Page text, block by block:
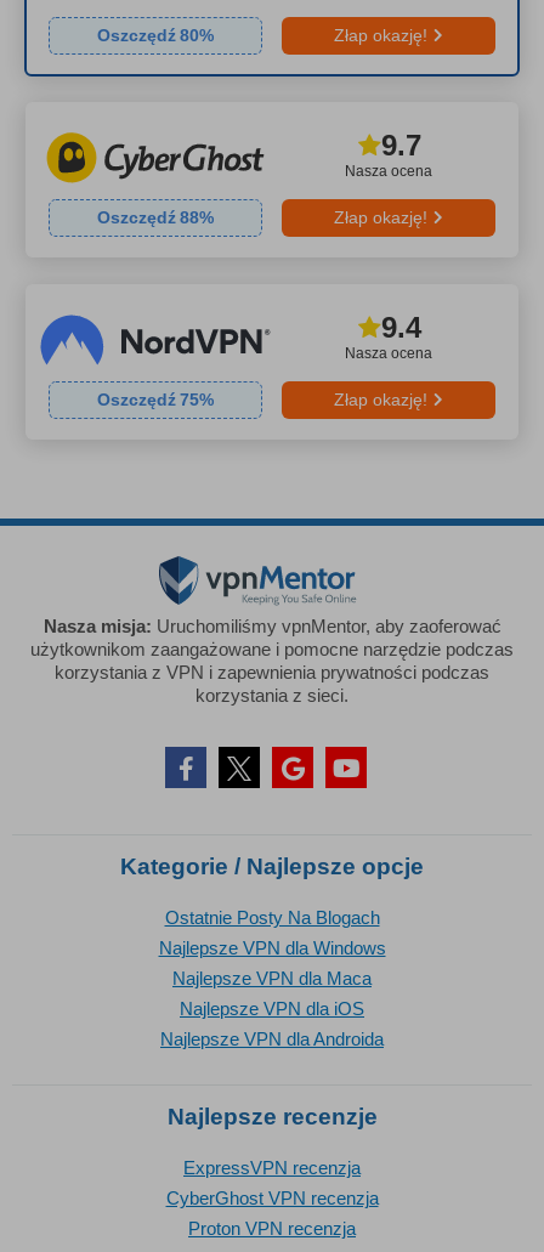
Oszczędź80% Złap okazję!
Nasza ocena
9.7
Oszczędź88% Złap okazję!
Nasza ocena
9.4
Oszczędź75% Złap okazję!
Nasza misja: Uruchomiliśmy vpnMentor, aby zaoferować
użytkownikom zaangażowane i pomocne narzędzie podczas
korzystania z VPN i zapewnienia prywatności podczas
korzystania z sieci.
Kategorie / Najlepsze opcje
Ostatnie Posty Na Blogach
Najlepsze VPN dla Windows
Najlepsze VPN dla Maca
Najlepsze VPN dla iOS
Najlepsze VPN dla Androida
Najlepsze recenzje
ExpressVPN recenzja
CyberGhost VPN recenzja
Proton VPN recenzja